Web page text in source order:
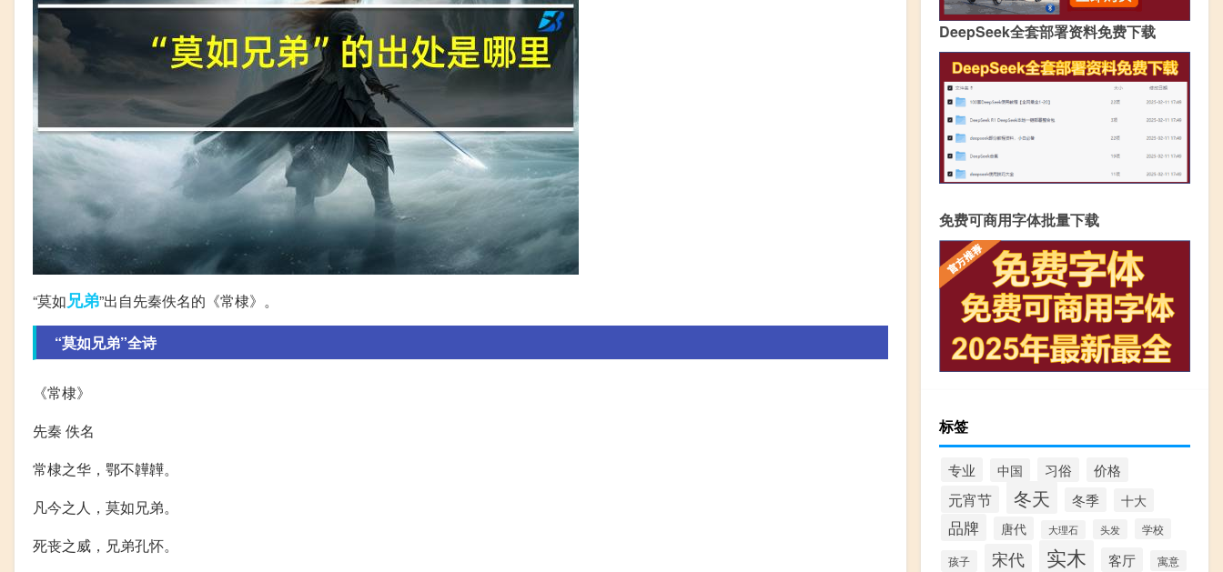
“莫如兄弟”出自先秦佚名的《常棣》。
“莫如兄弟”全诗
《常棣》
先秦 佚名
常棣之华，鄂不韡韡。
凡今之人，莫如兄弟。
死丧之威，兄弟孔怀。
DeepSeek全套部署资料免费下载
免费可商用字体批量下载
标签
专业 中国 习俗 价格
元宵节 冬天 冬季 十大
品牌 唐代 大理石 头发 学校
孩子 宋代 实木 客厅 寓意